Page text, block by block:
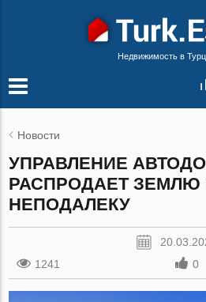
Недвижимость в
Новости
УПРАВЛЕНИЕ
РАСПРОДАЕТ ЗЕМЛЮ
НЕПОДАЛЕКУ
1241
0